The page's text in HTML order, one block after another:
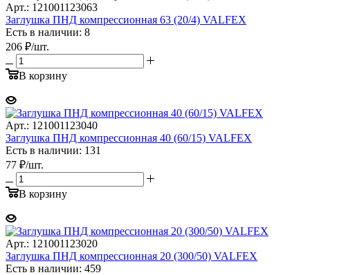
Арт.: 121001123063
Заглушка ПНД компрессионная 63 (20/4) VALFEX
Есть в наличии: 8
206 ₽/шт.
В корзину
Арт.: 121001123040
Заглушка ПНД компрессионная 40 (60/15) VALFEX
Есть в наличии: 131
77 ₽/шт.
В корзину
Арт.: 121001123020
Заглушка ПНД компрессионная 20 (300/50) VALFEX
Есть в наличии: 459